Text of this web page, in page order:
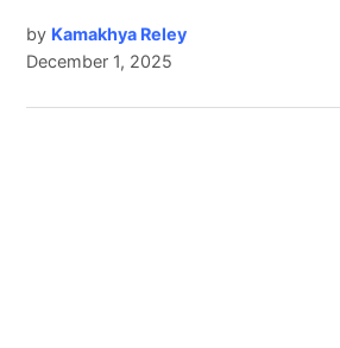
by Kamakhya Reley
December 1, 2025